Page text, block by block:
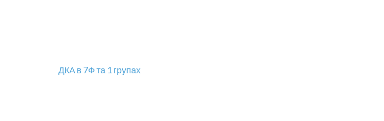
ДКА в 7Ф та 1 групах